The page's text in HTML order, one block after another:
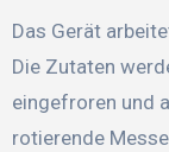
Das Gerät
Die Zutaten
eingefroren und
rotierende